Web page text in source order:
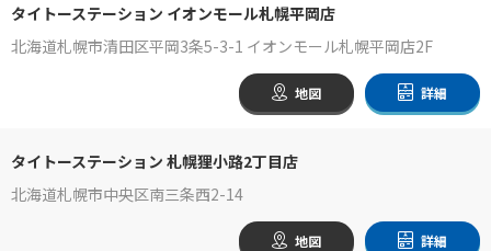
タイトーステーション イオンモール札幌平岡店
北海道札幌市清田区平岡3条5-3-1 イオンモール札幌平岡店2F
地図 詳細
タイトーステーション 札幌狸小路2丁目店
北海道札幌市中央区南三条西2-14
地図 詳細